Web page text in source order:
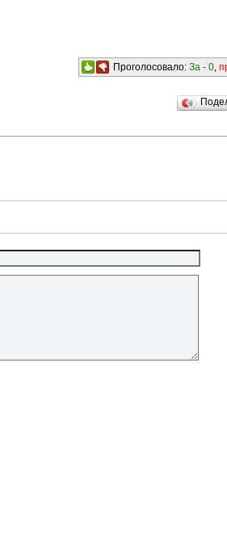
Проголосовало: За - 0,